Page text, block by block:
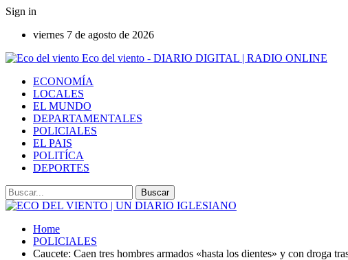
Sign in
viernes 7 de agosto de 2026
Eco del viento - DIARIO DIGITAL | RADIO ONLINE
ECONOMÍA
LOCALES
EL MUNDO
DEPARTAMENTALES
POLICIALES
EL PAIS
POLITÍCA
DEPORTES
Home
POLICIALES
Caucete: Caen tres hombres armados «hasta los dientes» y con droga